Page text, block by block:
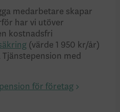
medarbetare skapar
har vi utöver
kostnadsfri
(värde 1 950 kr/år)
med
för företag